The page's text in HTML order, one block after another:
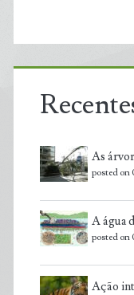
As
posted
A água
posted
Ação